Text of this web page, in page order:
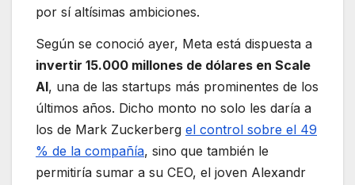
por sí altísimas ambiciones.
Según se conoció ayer, Meta está dispuesta a
invertir 15.000 millones de dólares en Scale
AI, una de las startups más prominentes de los
últimos años. Dicho monto no solo les daría a
los de Mark Zuckerberg el control sobre el 49
% de la compañía, sino que también le
permitiría sumar a su CEO, el joven Alexandr